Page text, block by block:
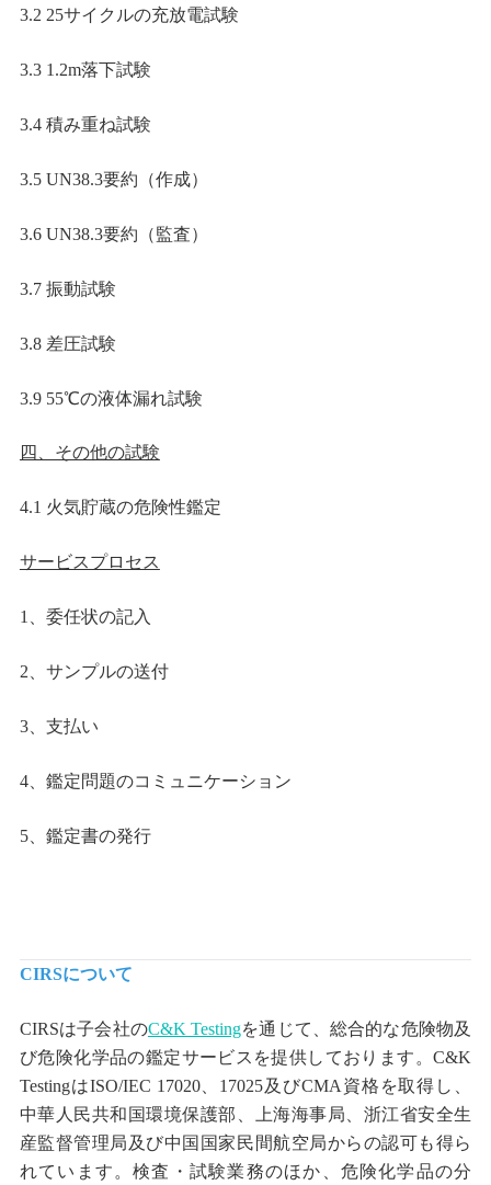
3.2 25サイクルの充放電試験
3.3 1.2m落下試験
3.4 積み重ね試験
3.5 UN38.3要約（作成）
3.6 UN38.3要約（監査）
3.7 振動試験
3.8 差圧試験
3.9 55℃の液体漏れ試験
四、その他の試験
4.1 火気貯蔵の危険性鑑定
サービスプロセス
1 、委任状の記入
2 、サンプルの送付
3、支払い
4、鑑定問題のコミュニケーション
5、鑑定書の発行
CIRSについて
CIRSは子会社のC&K Testingを通じて、総合的な危険物及
び危険化学品の鑑定サービスを提供しております。C&K
TestingはISO/IEC 17020、 17025及びCMA 資格を取得し、
中華人民共和国環境保護部、上海海事局、浙江省安全生
産監督管理局及び中国国家民間航空局からの認可も得ら
れています。検査 ・ 試験業務のほか、危険化学品の分